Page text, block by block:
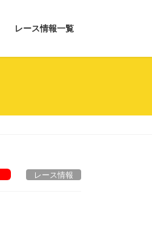
レース情報一覧
レース情報